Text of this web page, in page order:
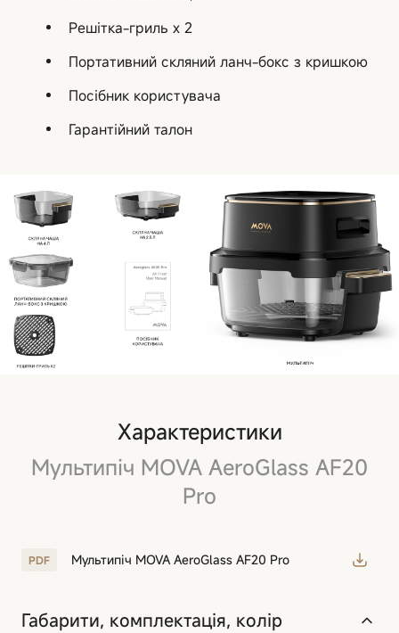
Решітка-гриль х 2
Портативний скляний ланч-бокс з кришкою
Посібник користувача
Гарантійний талон
Характеристики
Мультипіч MOVA AeroGlass AF20
Pro
Мультипіч MOVA AeroGlass AF20 Pro
Габарити, комплектація, колір